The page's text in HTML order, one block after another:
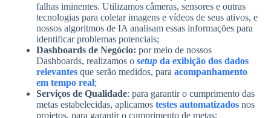
falhas iminentes. Utilizamos câmeras, sensores e outras
tecnologias para coletar imagens e vídeos de seus ativos, e
nossos algoritmos de IA analisam essas informações para
identificar problemas potenciais;
Dashboards de Negócio: por meio de nossos
Dashboards, realizamos o setup da exibição dos dados
relevantes que serão medidos, para acompanhamento
em tempo real;
Serviços de Qualidade: para garantir o cumprimento das
metas estabelecidas, aplicamos testes automatizados nos
projetos, para garantir o cumprimento de metas;